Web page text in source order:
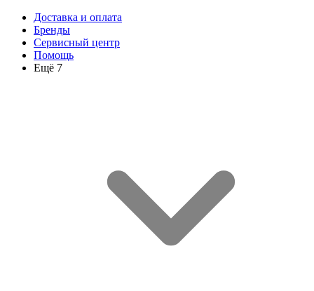
Доставка и оплата
Бренды
Сервисный центр
Помощь
Ещё 7